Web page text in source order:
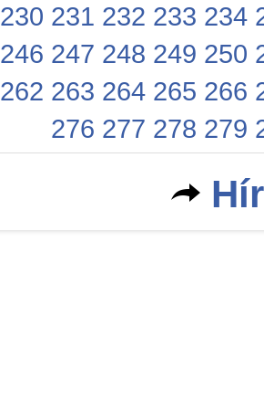
230 231 232 233 234
246 247 248 249 250
262 263 264 265 266
276 277 278 279